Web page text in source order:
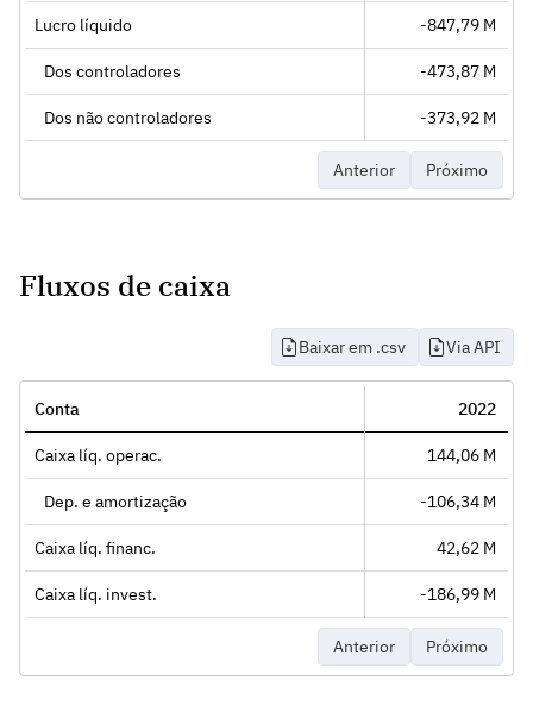
Lucro líquido -847,79 M
Dos controladores -473,87 M
Dos não controladores -373,92 M
Anterior Próximo
Fluxos de caixa
Baixar em .csv Via API
Conta 2022
Caixa líq. operac. 144,06 M
Dep. e amortização -106,34 M
Caixa líq. financ. 42,62 M
Caixa líq. invest. -186,99 M
Anterior Próximo